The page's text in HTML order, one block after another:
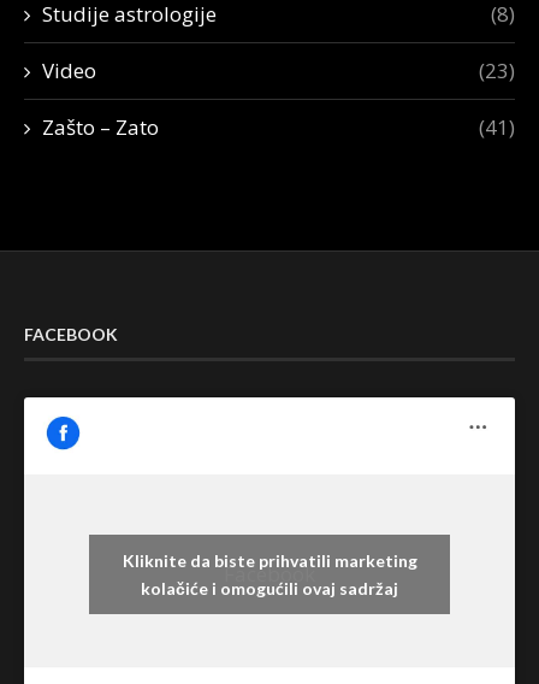
Studije astrologije (8)
Video (23)
Zašto – Zato (41)
FACEBOOK
Facebook
Kliknite da biste prihvatili marketing
kolačiće i omogućili ovaj sadržaj